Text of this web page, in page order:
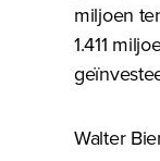
miljoen
1.411
Walter